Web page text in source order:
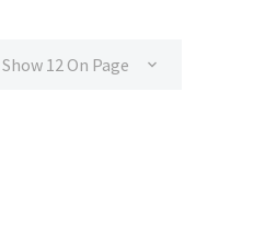
Show 12 On Page